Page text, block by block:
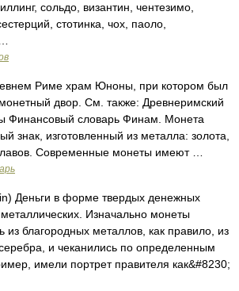
сольдо, византин, чентезимо,
стотинка, чох, паоло,
Риме храм Юноны, при котором был
двор. См. также: Древнеримский
Финансовый словарь Финам. Монета
знак, изготовленный из металла: золота,
Современные монеты имеют …
Деньги в форме твердых денежных
Изначально монеты
из благородных металлов, как правило, из
и чеканились по определенным
имели портрет правителя как&#8230;